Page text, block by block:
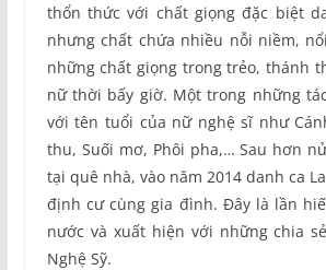
thổn thức với chất giọng đặc biệt
nhưng chất chứa nhiều nỗi niềm,
những chất giọng trong trẻo, thánh
nữ thời bấy giờ. Một trong những
với tên tuổi của nữ nghệ sĩ như
thu, Suối mơ, Phôi pha,… Sau hơn
tại quê nhà, vào năm 2014 danh ca
định cư cùng gia đình. Đây là lần
nước và xuất hiện với những chia
Nghệ Sỹ.